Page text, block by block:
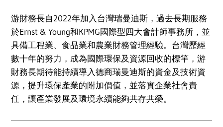
游財務長自2022年加入台灣瑞曼迪斯，過去長期服務
於Ernst & Young和KPMG國際型四大會計師事務所，並
具備工程業、食品業和農業財務管理經驗。台灣歷經
數十年的努力，成為國際環保及資源回收的標竿，游
財務長期待能持續導入德商瑞曼迪斯的資金及技術資
源，提升環保產業的附加價值，並落實企業社會責
任，讓產業發展及環境永續能夠共存共榮。